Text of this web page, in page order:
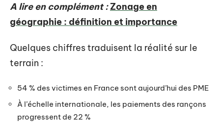
A lire en complément :Zonage en
géographie : définition et importance
Quelques chiffres traduisent la réalité sur le
terrain :
54 % des victimes en France sont aujourd’hui des PME
À l’échelle internationale, les paiements des rançons
progressent de 22 %